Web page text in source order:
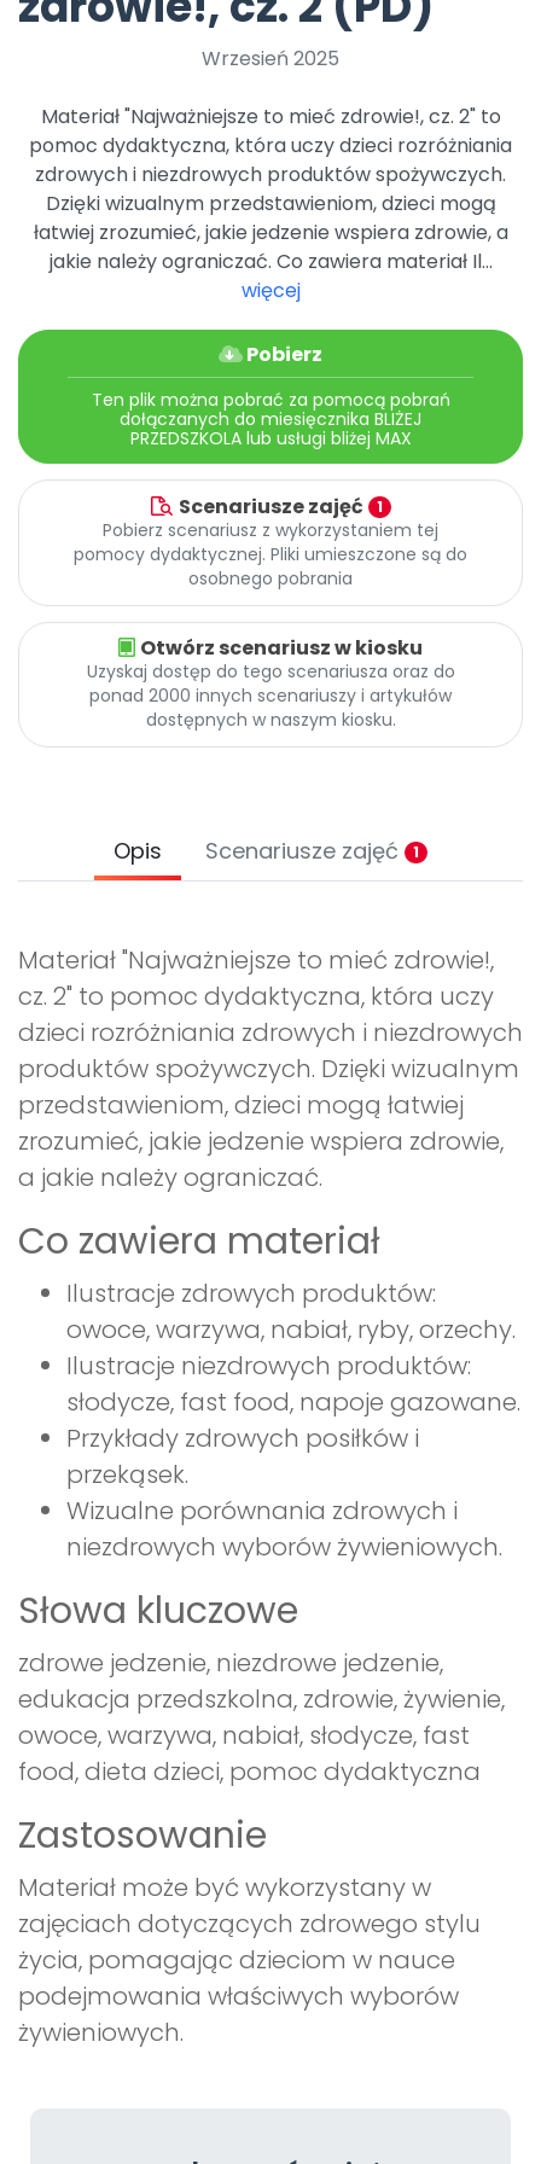
Archiwalne numery
Wrzesień 2025
Materiał "Najważniejsze to mieć zdrowie!, cz. 2" to
pomoc dydaktyczna, która uczy dzieci rozróżniania
zdrowych i niezdrowych produktów spożywczych.
Dzięki wizualnym przedstawieniom, dzieci mogą
łatwiej zrozumieć, jakie jedzenie wspiera zdrowie, a
jakie należy ograniczać. Co zawiera materiał Il...
więcej
Pobierz
Ten plik można pobrać za pomocą pobrań
dołączanych do miesięcznika BLIŻEJ
PRZEDSZKOLA lub usługi bliżej MAX
Scenariusze zajęć 1
Pobierz scenariusz z wykorzystaniem tej
pomocy dydaktycznej. Pliki umieszczone są do
osobnego pobrania
Otwórz scenariusz w kiosku
Uzyskaj dostęp do tego scenariusza oraz do
ponad 2000 innych scenariuszy i artykułów
dostępnych w naszym kiosku.
Opis Scenariusze zajęć 1
Materiał "Najważniejsze to mieć zdrowie!,
cz. 2" to pomoc dydaktyczna, która uczy
dzieci rozróżniania zdrowych i niezdrowych
produktów spożywczych. Dzięki wizualnym
przedstawieniom, dzieci mogą łatwiej
zrozumieć, jakie jedzenie wspiera zdrowie,
a jakie należy ograniczać.
Co zawiera materiał
Ilustracje zdrowych produktów:
owoce, warzywa, nabiał, ryby, orzechy.
Ilustracje niezdrowych produktów:
słodycze, fast food, napoje gazowane.
Przykłady zdrowych posiłków i
przekąsek.
Wizualne porównania zdrowych i
niezdrowych wyborów żywieniowych.
Słowa kluczowe
zdrowe jedzenie, niezdrowe jedzenie,
edukacja przedszkolna, zdrowie, żywienie,
owoce, warzywa, nabiał, słodycze, fast
food, dieta dzieci, pomoc dydaktyczna
Zastosowanie
Materiał może być wykorzystany w
zajęciach dotyczących zdrowego stylu
życia, pomagając dzieciom w nauce
podejmowania właściwych wyborów
żywieniowych.